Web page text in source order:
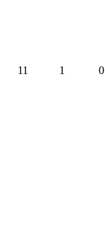
11 1 0